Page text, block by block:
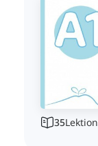
35Lektion